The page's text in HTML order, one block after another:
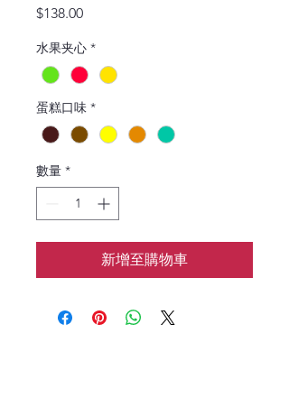
$138.00價
水果夹心 *
蛋糕口味 *
數量 *
新增至購物車